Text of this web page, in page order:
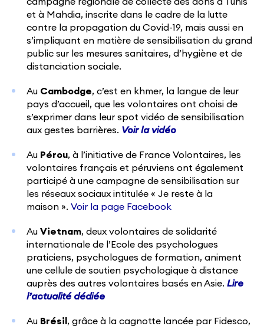
et à Mahdia, inscrite dans le cadre de la lutte
contre la propagation du Covid-19, mais aussi en
s’impliquant en matière de sensibilisation du grand
public sur les mesures sanitaires, d’hygiène et de
distanciation sociale.
Au Cambodge, c’est en khmer, la langue de leur
pays d’accueil, que les volontaires ont choisi de
s’exprimer dans leur spot vidéo de sensibilisation
aux gestes barrières. Voir la vidéo
Au Pérou, à l’initiative de France Volontaires, les
volontaires français et péruviens ont également
participé à une campagne de sensibilisation sur
les réseaux sociaux intitulée « Je reste à la
maison ». Voir la page Facebook
Au Vietnam, deux volontaires de solidarité
internationale de l’Ecole des psychologues
praticiens, psychologues de formation, animent
une cellule de soutien psychologique à distance
auprès des autres volontaires basés en Asie. Lire
l’actualité dédiée
Au Brésil , grâce à la cagnotte lancée par Fidesco,